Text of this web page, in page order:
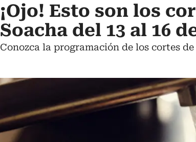
¡Ojo! Esto son los
Soacha del 13 al 16
Conozca la programación de los cortes